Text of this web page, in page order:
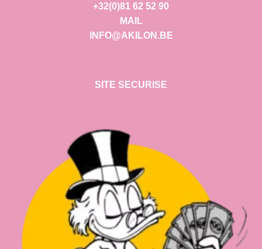
+32(0)81 62 52 90
MAIL
INFO@AKILON.BE
SITE SECURISE